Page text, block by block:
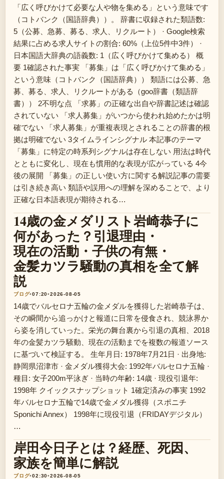
「広く呼びかけて必要な人や物を集める」という意味です
（コトバンク（国語辞典））。 辞書に収録された類語数:
5（公募、急募、募る、求人、リクルート） · Google検索
結果に占める求人サイトの割合: 60%（上位5件中3件） ·
日本国語大辞典の語義数: 1（広く呼びかけて集める） 概
要 1確認された事実 「募集」は「広く呼びかけて集める」
という意味（コトバンク（国語辞典）） 類語には公募、急
募、募る、求人、リクルートがある（goo辞書（類語辞
書）） 2不明な点 「求募」の正確な出自や辞書記述は確認
されていない 「求人募集」がいつから使われ始めたかは明
確でない 「求人募集」が重複表現とされることの辞書的根
拠は明確でない 3タイムラインシグナル 本記事のテーマ
「募集」に特定の時系列シグナルは存在しない 用法は時代
とともに変化し、現在も慣用的な表現が広がっている 4今
後の展開 「募集」の正しい使い方に関する解説記事の需要
は引き続き高い 類語や誤用への理解を深めることで、より
正確な日本語表現が期待される…
14歳の金メダリスト岩崎恭子に
何があった？引退理由・
現在の活動・子供の有無・
金髪カツラ騒動の真相を全て解
説
ブログ•07:20•2026-08-05
14歳でバルセロナ五輪の金メダルを獲得した岩崎恭子は、
その瞬間から追っかけと報道に日常を侵食され、競泳界か
ら姿を消していった。栄光の舞台裏から引退の真相、2018
年の金髪カツラ騒動、現在の活動までを複数の報道ソース
に基づいて検証する。 生年月日: 1978年7月21日 · 出身地:
静岡県沼津市 · 金メダル獲得大会: 1992年バルセロナ五輪 ·
種目: 女子200m平泳ぎ · 当時の年齢: 14歳 · 現役引退年:
1998年 クイックスナップショット 1確定済みの事実 1992
年バルセロナ五輪で14歳で金メダル獲得（スポニチ
Sponichi Annex） 1998年に現役引退（FRIDAYデジタル）
…
岸田今日子とは？経歴、死因、
家族を簡単に解説
ブログ•02:30•2026-08-05